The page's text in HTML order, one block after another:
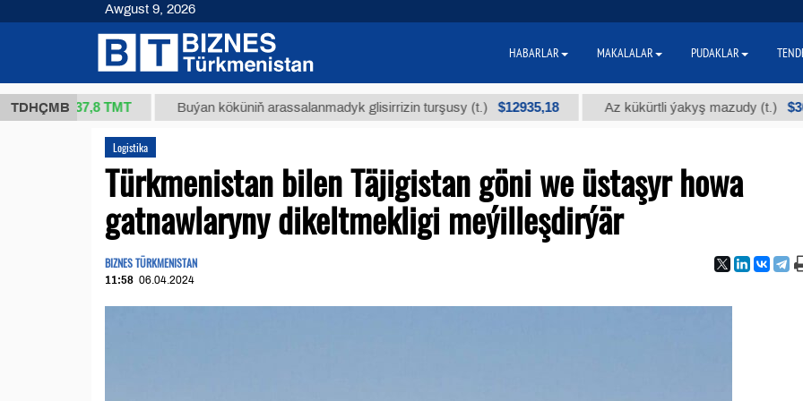
TDHÇMB
37,8 ТМТ Buýan köküniň arassalanmadyk glisirrizin turşusy (t.) $12935,18 Az kükürtli ýakyş mazudy (t.) $300
Logistika
Türkmenistan bilen Täjigistan göni we üstaşyr howa
gatnawlaryny dikeltmekligi meýilleşdirýär
BIZNES TÜRKMENISTAN
11:58 06.04.2024
Awgust 9, 2026
HABARLAR MAKALALAR PUDAKLAR